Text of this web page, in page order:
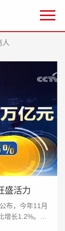
人
盛活力
布，今年11月
长1.2%。数